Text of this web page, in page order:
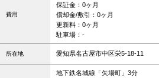
費用
保証金：0ヶ月
償却金/敷引：0ヶ月
更新料：0ヶ月
駐車場：-
所在地 愛知県名古屋市中区栄5-18-11
地下鉄名城線「矢場町」3分